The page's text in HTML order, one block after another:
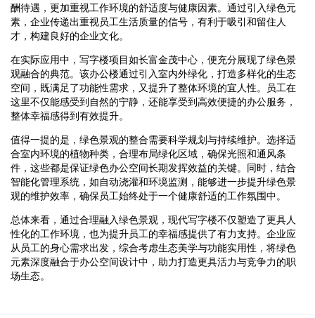
酬待遇，更加重视工作环境的舒适度与健康因素。通过引入绿色元
素，企业传递出重视员工生活质量的信号，有利于吸引和留住人
才，构建良好的企业文化。
在实际应用中，写字楼项目如长富金茂中心，便充分展现了绿色景
观融合的典范。该办公楼通过引入室内外绿化，打造多样化的生态
空间，既满足了功能性需求，又提升了整体环境的宜人性。员工在
这里不仅能感受到自然的宁静，还能享受到高效便捷的办公服务，
整体幸福感得到有效提升。
值得一提的是，绿色景观的整合需要科学规划与持续维护。选择适
合室内环境的植物种类，合理布局绿化区域，确保光照和通风条
件，这些都是保证绿色办公空间长期发挥效益的关键。同时，结合
智能化管理系统，如自动浇灌和环境监测，能够进一步提升绿色景
观的维护效率，确保员工始终处于一个健康舒适的工作氛围中。
总体来看，通过合理融入绿色景观，现代写字楼不仅塑造了更具人
性化的工作环境，也为提升员工的幸福感提供了有力支持。企业应
从员工的身心需求出发，综合考虑生态美学与功能实用性，将绿色
元素深度融合于办公空间设计中，助力打造更具活力与竞争力的职
场生态。